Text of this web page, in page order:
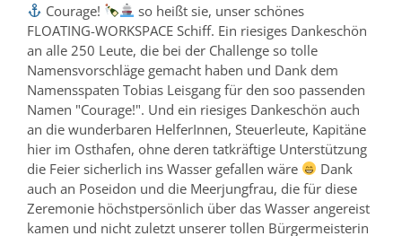
Courage!
so heißt sie, unser schönes
FLOATING-WORKSPACE Schiff. Ein riesiges Dankeschön
an alle 250 Leute, die bei der Challenge so tolle
Namensvorschläge gemacht haben und Dank dem
Namensspaten Tobias Leisgang für den soo passenden
Namen "Courage!". Und ein riesiges Dankeschön auch
an die wunderbaren HelferInnen, Steuerleute, Kapitäne
hier im Osthafen, ohne deren tatkräftige Unterstützung
die Feier sicherlich ins Wasser gefallen wäre
Dank
auch an Poseidon und die Meerjungfrau, die für diese
Zeremonie höchstpersönlich über das Wasser angereist
kamen und nicht zuletzt unserer tollen Bürgermeisterin